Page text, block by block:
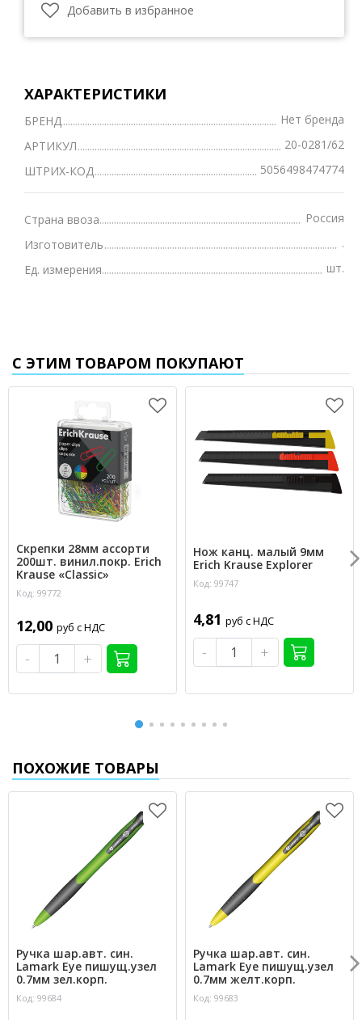
Добавить в избранное
ХАРАКТЕРИСТИКИ
БРЕНД
Нет бренда
АРТИКУЛ
20-0281/62
ШТРИХ-КОД
5056498474774
Страна ввоза
Россия
Изготовитель
.
Ед. измерения
шт.
С ЭТИМ ТОВАРОМ ПОКУПАЮТ
Скрепки 28мм ассорти
200шт. винил.покр. Erich
Krause «Classic»
Код: 99772
12,00 руб с НДС
- +
Нож канц. малый 9мм
Erich Krause Explorer
Код: 99747
4,81 руб с НДС
- +
ПОХОЖИЕ ТОВАРЫ
Ручка шар.авт. син.
Lamark Eye пишущ.узел
0.7мм зел.корп.
Код: 99684
Ручка шар.авт. син.
Lamark Eye пишущ.узел
0.7мм желт.корп.
Код: 99683